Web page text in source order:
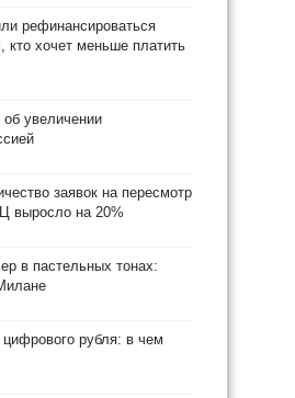
рефинансироваться
кто хочет меньше платить
увеличении
заявок на пересмотр
выросло на 20%
в пастельных тонах:
рубля: в чем